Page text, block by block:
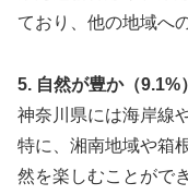
ており、他の地域へ
5. 自然が豊か（9.1%）
神奈川県には海岸線
特に、湘南地域や箱
然を楽しむことがで